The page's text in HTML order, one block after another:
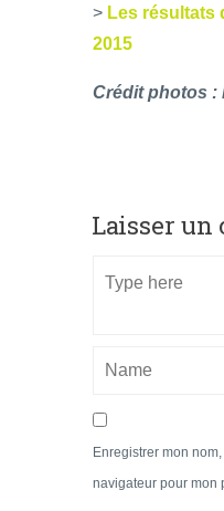
> Les résultats
2015
Crédit photos :
Laisser
Enregistrer mon
navigateur pour mon